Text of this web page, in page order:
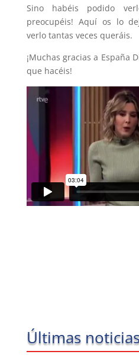
Sino habéis podido
preocupéis! Aquí os lo
verlo tantas veces queráis.
¡Muchas gracias a España
que hacéis!
Últimas